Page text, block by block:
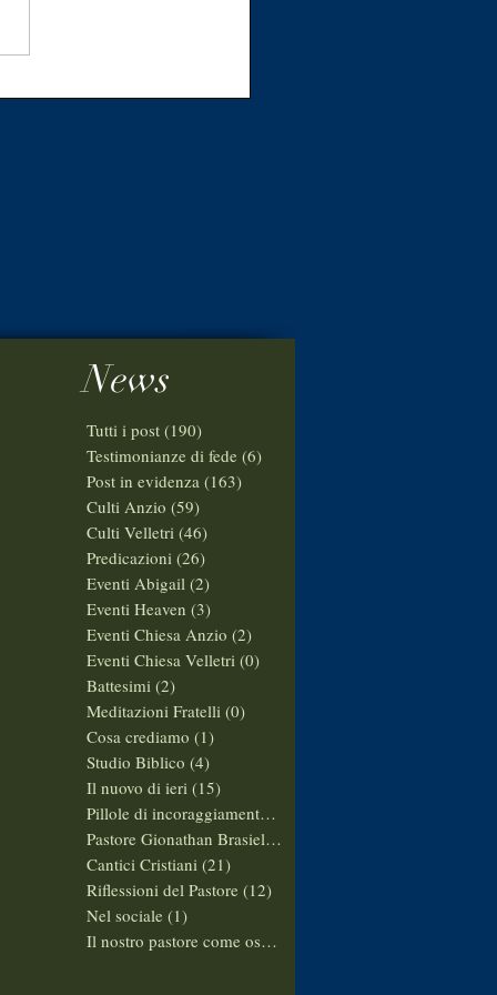
News
Tutti i post (190)
Testimonianze di fede (6)
Post in evidenza (163)
Culti Anzio (59)
Culti Velletri (46)
Predicazioni (26)
Eventi Abigail (2)
Eventi Heaven (3)
Eventi Chiesa Anzio (2)
Eventi Chiesa Velletri (0)
Battesimi (2)
Meditazioni Fratelli (0)
Cosa crediamo (1)
Studio Biblico (4)
Il nuovo di ieri (15)
Pillole di incoraggiamento(10)
Pastore Gionathan Brasiello
Cantici Cristiani (21)
Riflessioni del Pastore (12)
Nel sociale (1)
Il nostro pastore come ospite